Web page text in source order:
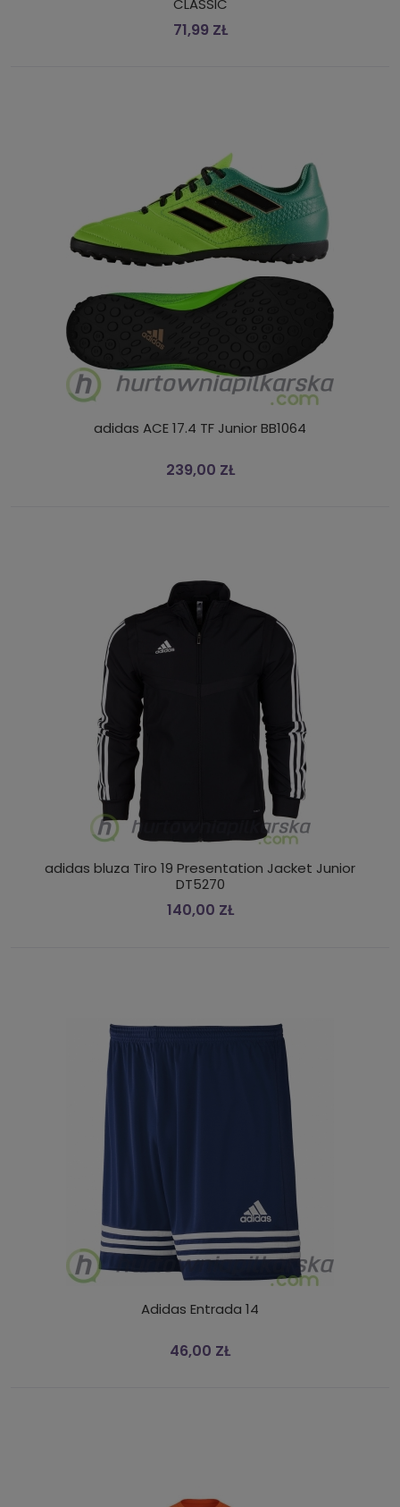
CLASSIC
71,99 ZŁ
adidas ACE 17.4 TF Junior BB1064
239,00 ZŁ
adidas bluza Tiro 19 Presentation Jacket Junior
DT5270
140,00 ZŁ
Adidas Entrada 14
46,00 ZŁ